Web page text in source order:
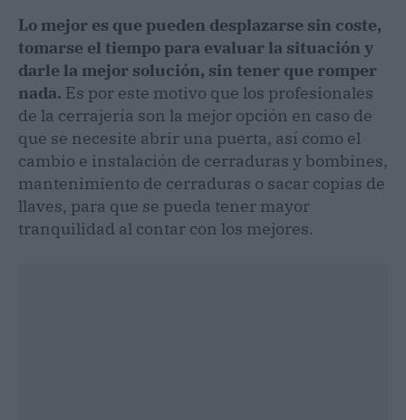
Lo mejor es que pueden desplazarse sin coste,
tomarse el tiempo para evaluar la situación y
darle la mejor solución, sin tener que romper
nada. Es por este motivo que los profesionales
de la cerrajería son la mejor opción en caso de
que se necesite abrir una puerta, así como el
cambio e instalación de cerraduras y bombines,
mantenimiento de cerraduras o sacar copias de
llaves, para que se pueda tener mayor
tranquilidad al contar con los mejores.